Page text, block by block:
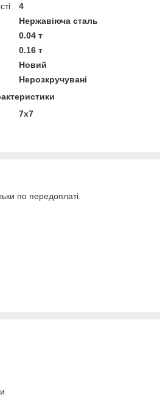
4
Нержавіюча сталь
0.04 т
0.16 т
Новий
Нерозкручувані
7х7
по передоплаті.